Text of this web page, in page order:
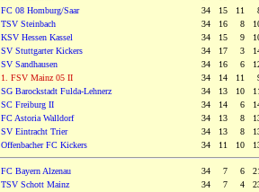
FC 08 Homburg/Saar 34 15 11
TSV Steinbach 34 16
8
KSV Hessen Kassel 34 15
9
SV Stuttgarter Kickers 34 17
3
SV Sandhausen 34 16
6
1. FSV Mainz 05 II 34 14 11
SG Barockstadt Fulda-Lehnerz
34 13 10
SC Freiburg II 34 14
6
FC Astoria Walldorf 34 13
8
SV Eintracht Trier 34 13
8
Offenbacher FC Kickers 34 11 10
FC Bayern Alzenau 34 7
6
TSV Schott Mainz 34 7
4